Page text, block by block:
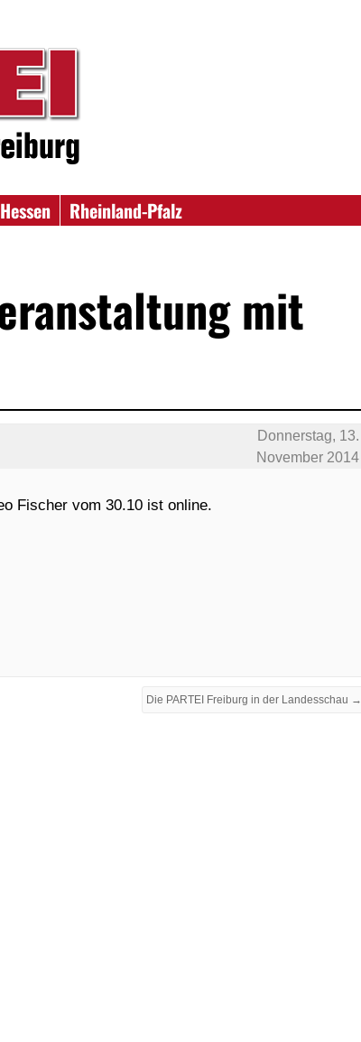
Hessen
Rheinland-Pfalz
mit
Donnerstag, 13.
November 2014
Fischer vom 30.10 ist online.
Die PARTEI Freiburg in der Landesschau →